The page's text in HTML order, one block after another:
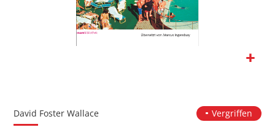
Bildgalerie
David Foster Wallace Vergriffen